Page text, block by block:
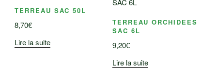
TERREAU SAC 50L
8,70€
Lire la suite
TERREAU ORCHIDEES
SAC 6L
9,20€
Lire la suite